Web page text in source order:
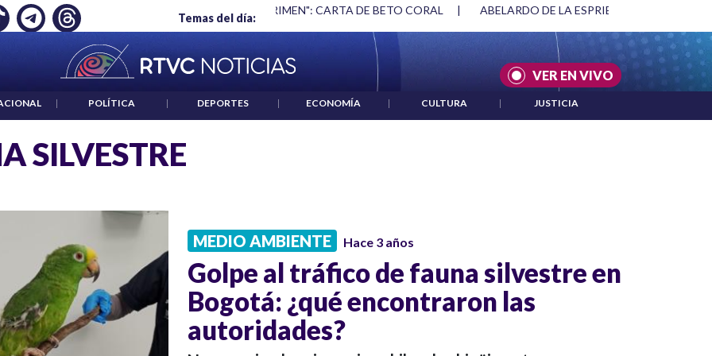
Temas del día:
EMPLEO: JP MORGAN "HABLAR NO ES UN CRIMEN": CARTA DE BETO CORAL | ABELARDO DE LA ESPRIELLA Y DMG
VER EN VIVO
| POLÍTICA | DEPORTES | ECONOMÍA | CULTURA | JUSTICIA
SILVESTRE
MEDIO AMBIENTE Hace 3 años
Golpe al tráfico de fauna silvestre en
Bogotá: ¿qué encontraron las
autoridades?